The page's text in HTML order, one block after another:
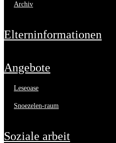
archiv
elterninformationen
angebote
leseoase
snoezelen-raum
soziale arbeit